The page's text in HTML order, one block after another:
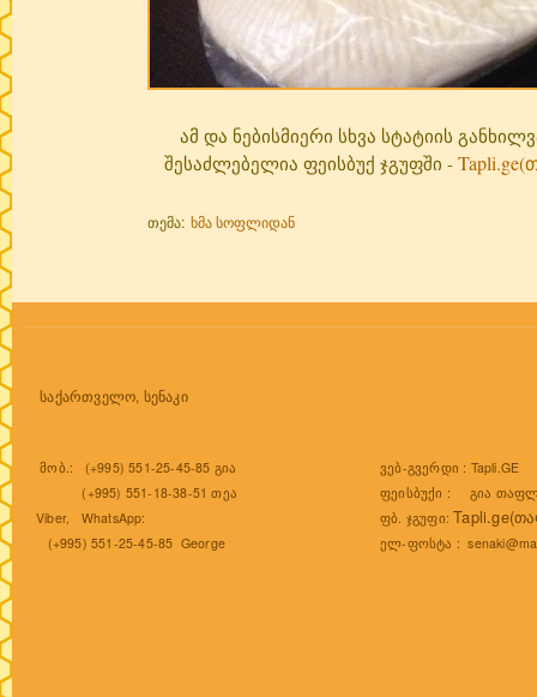
ამ და ნებისმიერი სხვა სტატიის
შესაძლებელია ფეისბუქ ჯგუფში -
თემა: ხმა სოფლიდან
საქართველო, სენაკი
მობ.: (+995) 551-25-45-85 გია
(+995) 551-18-38-51 თეა
Viber, WhatsApp:
(+995) 551-25-45-85 George
ვებ-გვერდი : Tapli.GE
ფეისბუქი : გია
ფბ. ჯგუფი:
ელ-ფოსტა :